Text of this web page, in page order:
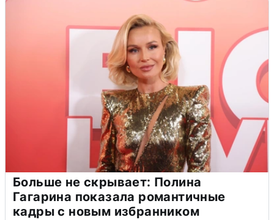
Больше не скрывает: Полина
Гагарина показала романтичные
кадры с новым избранником